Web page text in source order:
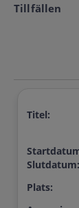
Tillfällen
Titel:
Slutdatum:
Plats: